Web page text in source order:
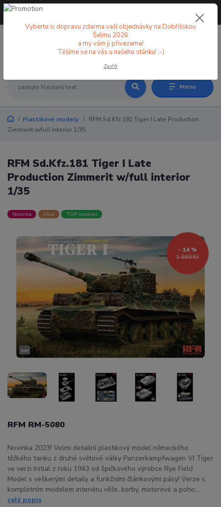
Menu
+420 773 998 582
Plastikové modely
RFM Sd.Kfz.181 Tiger I Late Production
Zimmerit w/full interior 1/35
RFM Sd.Kfz.181 Tiger I Late
Production Zimmerit w/full interior
1/35
Novinka Akce TOP produkt
1 849 Kč
- 14 %
RFM RM-5080
Novinka 2023! Velmi detailní plastikový model německého
těžkého tanku z druhé světové války Panzerkampfwagen VI Tiger
ve verzi Initial z roku 1943 od špičkového výrobce Rye Field
Model s veškerými detaily a funkčními článkovými pásy! Verze s
kompletním modelem interiéru věže, korby, motorové a poho...
celý popis
Vyberte si dopravu zdarma vaší objednávky na Dobříšskou
Šelmu 2026
a my vám ji přivezeme!
Těšíme se na vás u našeho stánku! :-)
Zavřít